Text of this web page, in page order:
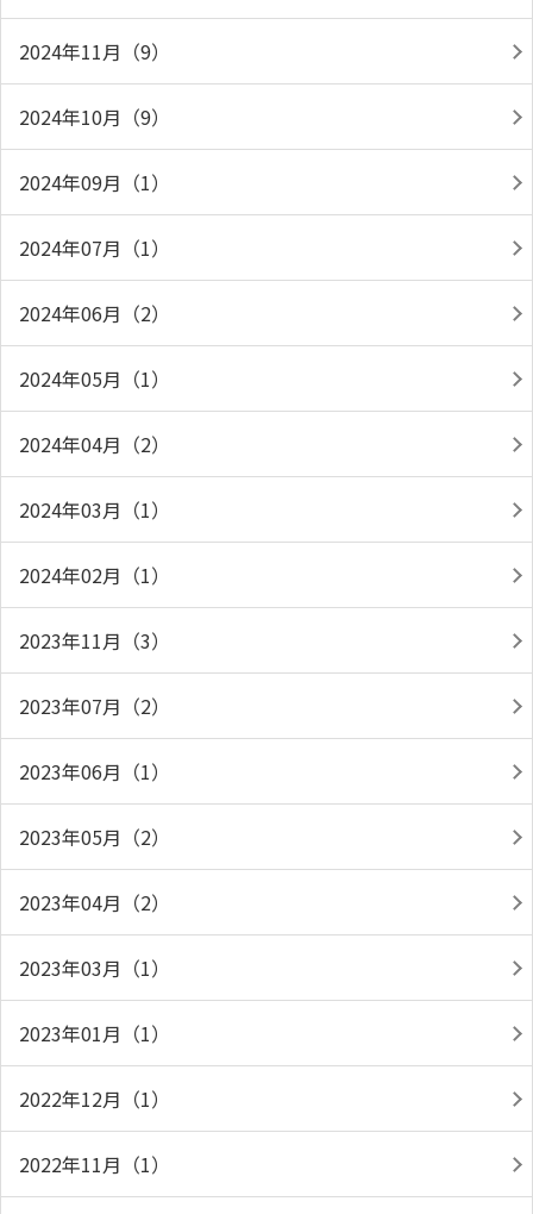
2024年11月（9）
2024年10月（9）
2024年09月（1）
2024年07月（1）
2024年06月（2）
2024年05月（1）
2024年04月（2）
2024年03月（1）
2024年02月（1）
2023年11月（3）
2023年07月（2）
2023年06月（1）
2023年05月（2）
2023年04月（2）
2023年03月（1）
2023年01月（1）
2022年12月（1）
2022年11月（1）